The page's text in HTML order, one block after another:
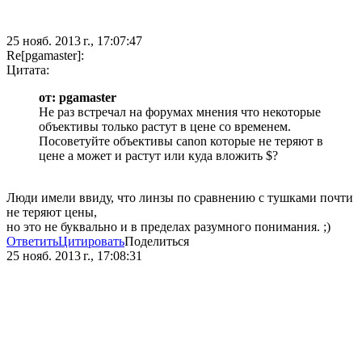
25 нояб. 2013 г., 17:07:47
Re[pgamaster]:
Цитата:
от: pgamaster
Не раз встречал на форумах мнения что некоторые
объективы только растут в цене со временем.
Посоветуйте объективы canon которые не теряют в
цене а может и растут или куда вложить $?
Люди имели ввиду, что линзы по сравнению с тушками почти
не теряют цены,
но это не буквально и в пределах разумного понимания. ;)
ОтветитьЦитироватьПоделиться
25 нояб. 2013 г., 17:08:31